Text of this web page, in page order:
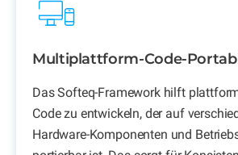
Multiplattform-Code-
Das Softeq-Framework hilft
Code zu entwickeln, der auf
Hardware-Komponenten und